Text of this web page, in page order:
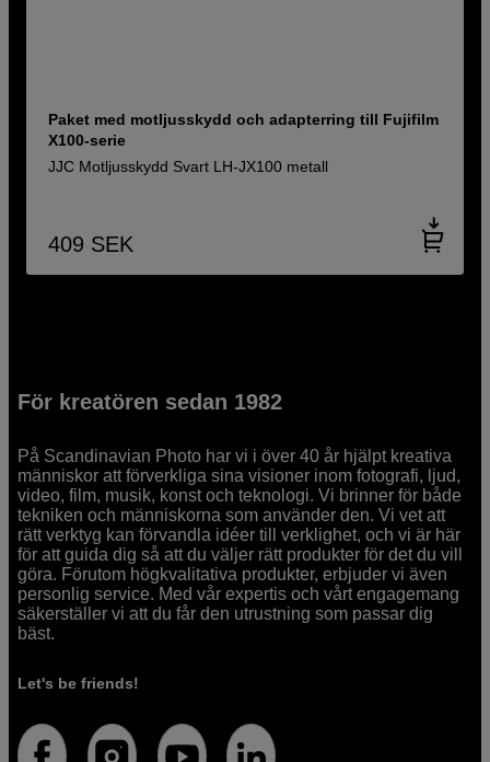
Paket med motljusskydd och adapterring till Fujifilm
X100-serie
JJC Motljusskydd Svart LH-JX100 metall
409 SEK
För kreatören sedan 1982
På Scandinavian Photo har vi i över 40 år hjälpt kreativa
människor att förverkliga sina visioner inom fotografi, ljud,
video, film, musik, konst och teknologi. Vi brinner för både
tekniken och människorna som använder den. Vi vet att
rätt verktyg kan förvandla idéer till verklighet, och vi är här
för att guida dig så att du väljer rätt produkter för det du vill
göra. Förutom högkvalitativa produkter, erbjuder vi även
personlig service. Med vår expertis och vårt engagemang
säkerställer vi att du får den utrustning som passar dig
bäst.
Let's be friends!